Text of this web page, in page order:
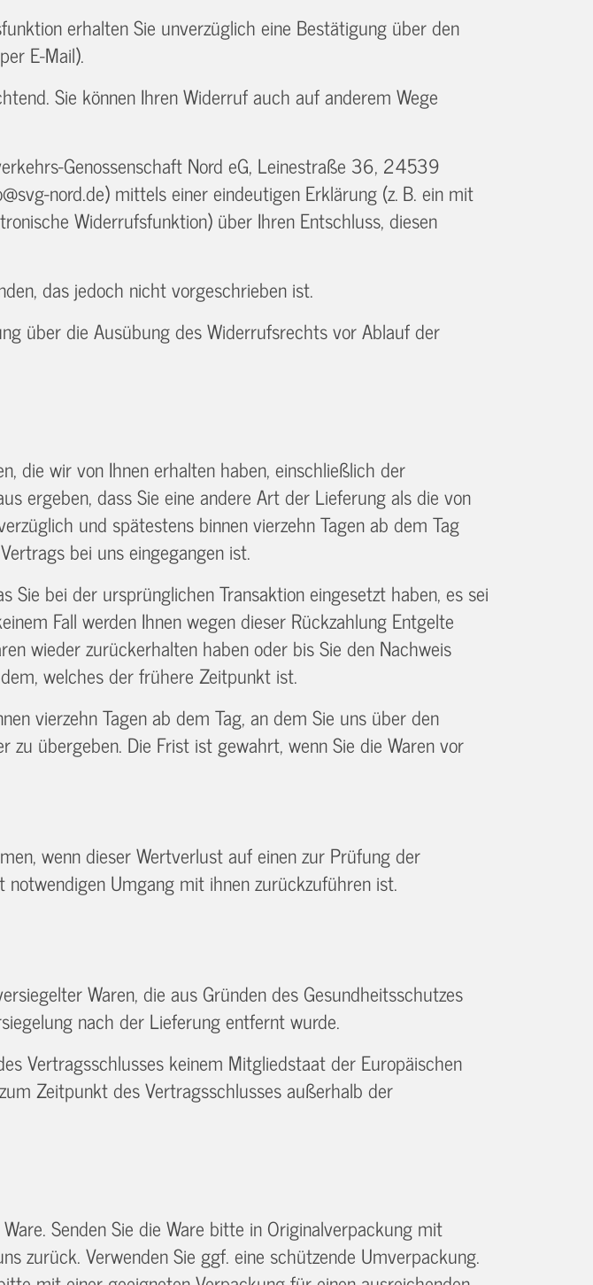
erhalten Sie unverzüglich eine Bestätigung über den
E‑Mail).
Sie können Ihren Widerruf auch auf anderem Wege
Genossenschaft Nord eG, Leinestraße 36, 24539
nord.de) mittels einer eindeutigen Erklärung (z. B. ein mit
Widerrufsfunktion) über Ihren Entschluss, diesen
das jedoch nicht vorgeschrieben ist.
über die Ausübung des Widerrufsrechts vor Ablauf der
die wir von Ihnen erhalten haben, einschließlich der
ergeben, dass Sie eine andere Art der Lieferung als die von
und spätestens binnen vierzehn Tagen ab dem Tag
bei uns eingegangen ist.
bei der ursprünglichen Transaktion eingesetzt haben, es sei
Fall werden Ihnen wegen dieser Rückzahlung Entgelte
wieder zurückerhalten haben oder bis Sie den Nachweis
welches der frühere Zeitpunkt ist.
vierzehn Tagen ab dem Tag, an dem Sie uns über den
übergeben. Die Frist ist gewahrt, wenn Sie die Waren vor
wenn dieser Wertverlust auf einen zur Prüfung der
Umgang mit ihnen zurückzuführen ist.
Waren, die aus Gründen des Gesundheitsschutzes
nach der Lieferung entfernt wurde.
Vertragsschlusses keinem Mitgliedstaat der Europäischen
Zeitpunkt des Vertragsschlusses außerhalb der
Senden Sie die Ware bitte in Originalverpackung mit
zurück. Verwenden Sie ggf. eine schützende Umverpackung.